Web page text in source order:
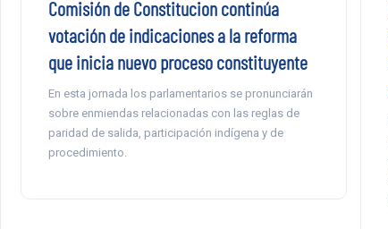
Comisión de Constitucion continúa
votación de indicaciones a la reforma
que inicia nuevo proceso constituyente
En esta jornada los parlamentarios se pronunciarán
sobre enmiendas relacionadas con las reglas de
paridad de salida, participación indígena y de
procedimiento.